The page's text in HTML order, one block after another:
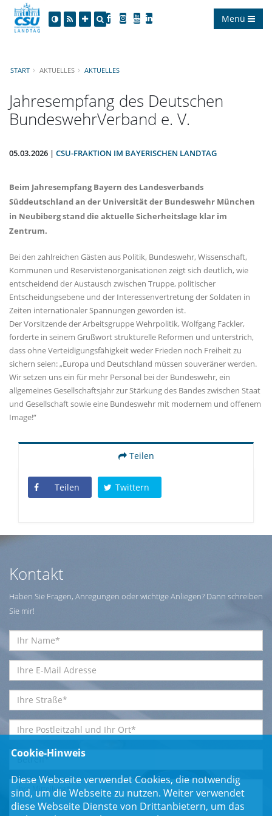
Menü
START AKTUELLES AKTUELLES
Jahresempfang des Deutschen
BundeswehrVerband e. V.
05.03.2026 | CSU-FRAKTION IM BAYERISCHEN LANDTAG
Beim Jahresempfang Bayern des Landesverbands
Süddeutschland an der Universität der Bundeswehr München
in Neubiberg stand die aktuelle Sicherheitslage klar im
Zentrum.
Bei den zahlreichen Gästen aus Politik, Bundeswehr, Wissenschaft,
Kommunen und Reservistenorganisationen zeigt sich deutlich, wie
entscheidend der Austausch zwischen Truppe, politischer
Entscheidungsebene und der Interessenvertretung der Soldaten in
Zeiten internationaler Spannungen geworden ist.
Der Vorsitzende der Arbeitsgruppe Wehrpolitik, Wolfgang Fackler,
forderte in seinem Grußwort strukturelle Reformen und unterstrich,
dass ohne Verteidigungsfähigkeit weder Frieden noch Freiheit zu
sichern seien: „Europa und Deutschland müssen souveräner werden.
Wir setzen uns ein für mehr Personal bei der Bundeswehr, ein
allgemeines Gesellschaftsjahr zur Stärkung des Bandes zwischen Staat
und Gesellschaft sowie eine Bundeswehr mit modernem und offenem
Image!“
Teilen
Teilen Twittern
Kontakt
Haben Sie Fragen, Anregungen oder wichtige Anliegen? Dann schreiben
Sie mir!
Cookie-Hinweis
Diese Webseite verwendet Cookies, die notwendig
sind, um die Webseite zu nutzen. Weiter verwendet
diese Webseite Dienste von Drittanbietern, um das